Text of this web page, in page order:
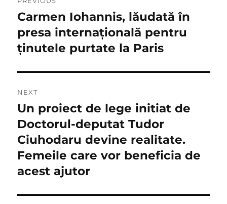
în
articole
Previous
post:
Carmen Iohannis, lăudată în
presa internațională pentru
ținutele purtate la Paris
NEXT
Next
post:
Un proiect de lege initiat de
Doctorul-deputat Tudor
Ciuhodaru devine realitate.
Femeile care vor beneficia de
acest ajutor